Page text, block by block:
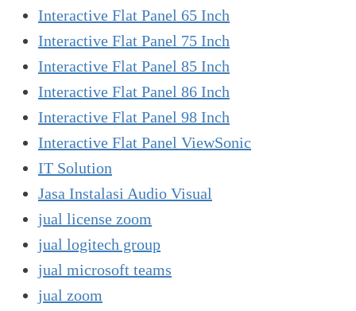
Interactive Flat Panel 65 Inch
Interactive Flat Panel 75 Inch
Interactive Flat Panel 85 Inch
Interactive Flat Panel 86 Inch
Interactive Flat Panel 98 Inch
Interactive Flat Panel ViewSonic
IT Solution
Jasa Instalasi Audio Visual
jual license zoom
jual logitech group
jual microsoft teams
jual zoom